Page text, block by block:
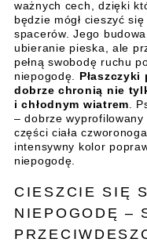
ważnych cech, dzięki
będzie mógł cieszyć
spacerów. Jego
ubieranie pieska, ale
pełną swobodę ruchu
niepogodę.
dobrze chronią nie
i chłodnym wiatrem .
– dobrze
części ciała
intensywny kolor
niepogodę.
CIESZCIE SIĘ
NIEPOGODĘ –